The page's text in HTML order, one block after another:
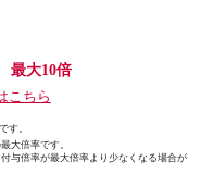
最大10倍
こちら
す。
大倍率です。
与倍率が最大倍率より少なくなる場合が